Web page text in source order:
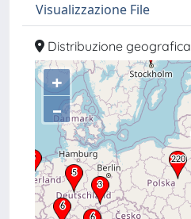
Visualizzazione File
Distribuzione geografica
+
–